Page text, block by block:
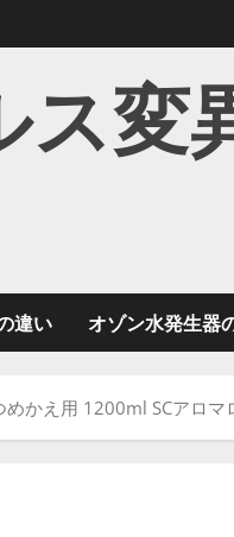
変
違い オゾン水発生器
かえ用 1200ml SCアロマ